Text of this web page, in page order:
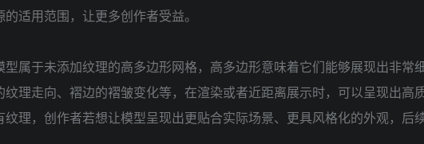
适用范围，让更多创作者受益。
属于未添加纹理的高多边形网格，高多边形意味着它们能够展现出非常
理走向、褶边的褶皱变化等，在渲染或者近距离展示时，可以呈现出高质
理，创作者若想让模型呈现出更贴合实际场景、更具风格化的外观，后